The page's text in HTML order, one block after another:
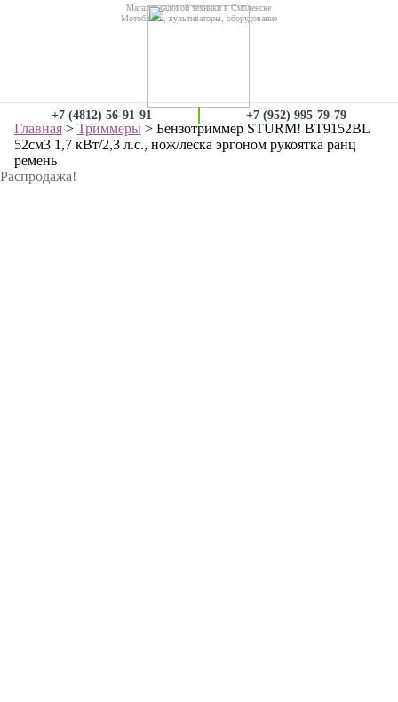
Магазин садовой техники в Смоленске
Мотоблоки, культиваторы, оборудование
+7 (4812) 56-91-91 +7 (952) 995-79-79
Главная> Триммеры> Бензотриммер STURM! BT9152BL
52см3 1,7 кВт/2,3 л.с., нож/леска эргоном рукоятка ранц
ремень
Распродажа!